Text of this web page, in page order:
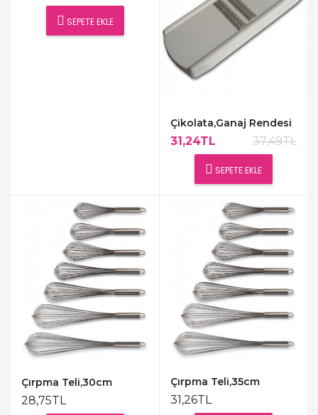
SEPETE EKLE
Çikolata,Ganaj Rendesi
31,24TL 37,49TL
SEPETE EKLE
Çırpma Teli,30cm
28,75TL
Çırpma Teli,35cm
31,26TL